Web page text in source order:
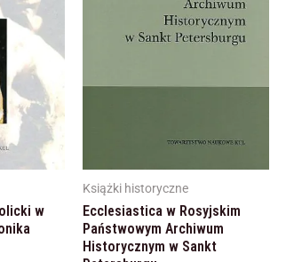
w
Książki historyczne
Ecclesiastica w Rosyjskim
Państwowym Archiwum
Historycznym w Sankt